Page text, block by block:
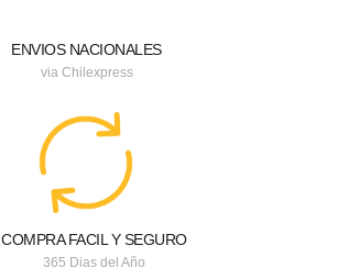
ENVIOS NACIONALES
via Chilexpress
COMPRA FACIL Y SEGURO
365 Dias del Año